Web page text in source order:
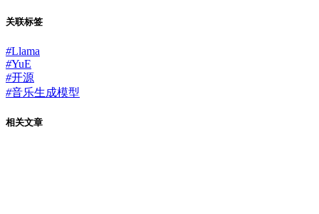
关联标签
#Llama
#YuE
#开源
#音乐生成模型
相关文章